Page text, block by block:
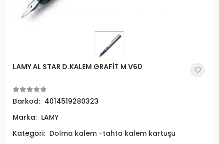
LAMY AL STAR D.KALEM GRAFİT M V60
Barkod: 4014519280323
Marka: LAMY
Kategori: Dolma kalem -tahta kalem kartuşu